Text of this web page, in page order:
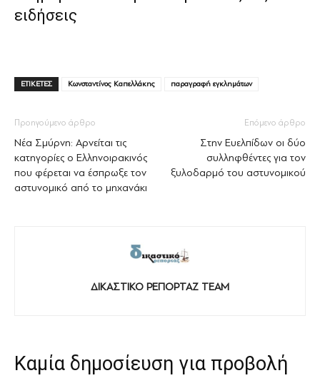
ειδήσεις
ΕΤΙΚΕΤΕΣ Κωνσταντίνος Καπελλάκης παραγραφή εγκλημάτων
Προηγούμενο άρθρο
Νέα Σμύρνη: Αρνείται τις
κατηγορίες ο Ελληνοιρακινός
που φέρεται να έσπρωξε τον
αστυνομικό από το μηχανάκι
Επόμενο άρθρο
Στην Ευελπίδων οι δύο
συλληφθέντες για τον
ξυλοδαρμό του αστυνομικού
ΔΙΚΑΣΤΙΚΟ ΡΕΠΟΡΤΑΖ TEAM
Καμία δημοσίευση για προβολή